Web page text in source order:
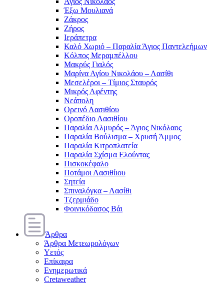
Έξω Μουλιανά
Ζάκρος
Ζήρος
Ιεράπετρα
Καλό Χωριό – Παραλία Άγιος Παντελεήμων
Κόλπος Μεραμπέλλου
Μακρύς Γιαλός
Μαρίνα Αγίου Νικολάου – Λασίθι
Μεσελέροι – Τίμιος Σταυρός
Μικρός Αφέντης
Νεάπολη
Ορεινό Λασιθίου
Οροπέδιο Λασιθίου
Παραλία Αλμυρός – Άγιος Νικόλαος
Παραλία Βούλισμα – Χρυσή Άμμος
Παραλία Κιτροπλατεία
Παραλία Σχίσμα Ελούντας
Πισκοκέφαλο
Ποτάμοι Λασιθίιου
Σητεία
Σπιναλόγκα – Λασίθι
Τζερμιάδο
Φοινικόδασος Βάι
Άρθρα
Άρθρα Μετεωρολόγων
Υετός
Επίκαιρα
Ενημερωτικά
Cretaweather